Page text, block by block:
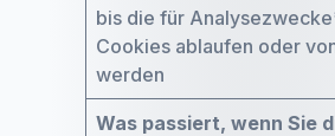
bis die für
Cookies ablaufen oder
werden
Was passiert, wenn Sie